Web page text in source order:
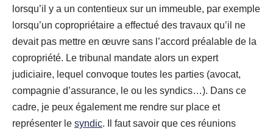
lorsqu’il y a un contentieux sur un immeuble, par exemple
lorsqu’un copropriétaire a effectué des travaux qu’il ne
devait pas mettre en œuvre sans l’accord préalable de la
copropriété. Le tribunal mandate alors un expert
judiciaire, lequel convoque toutes les parties (avocat,
compagnie d’assurance, le ou les syndics…). Dans ce
cadre, je peux également me rendre sur place et
représenter le syndic. Il faut savoir que ces réunions